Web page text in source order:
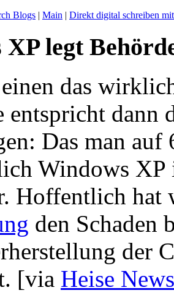
Blogs | Main | Direkt digital schreiben
legt
das
entspricht dann
Das man auf
Windows
Hoffentlich hat
den Schaden
der
[via Heise